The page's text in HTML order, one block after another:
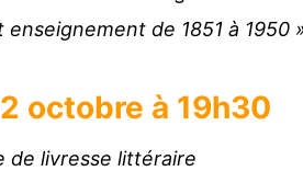
de 1851 à 1950
octobre à 19h30
de livresse littéraire